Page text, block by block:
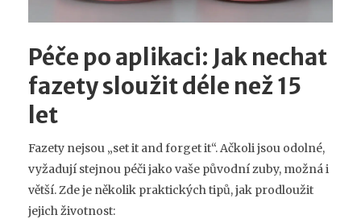
Péče po aplikaci: Jak nechat
fazety sloužit déle než 15
let
Fazety nejsou „set it and forget it“. Ačkoli jsou odolné,
vyžadují stejnou péči jako vaše původní zuby, možná i
větší. Zde je několik praktických tipů, jak prodloužit
jejich životnost: